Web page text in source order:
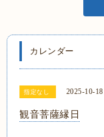
カレンダー
指定なし 2025-10-
観音菩薩縁日